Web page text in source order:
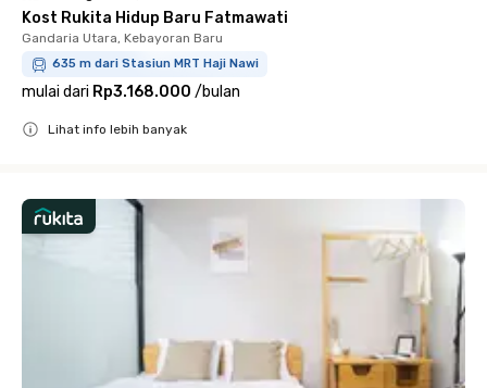
Kost Rukita Hidup Baru Fatmawati
Gandaria Utara, Kebayoran Baru
635 m dari Stasiun MRT Haji Nawi
mulai dari Rp3.168.000 /bulan
Lihat info lebih banyak